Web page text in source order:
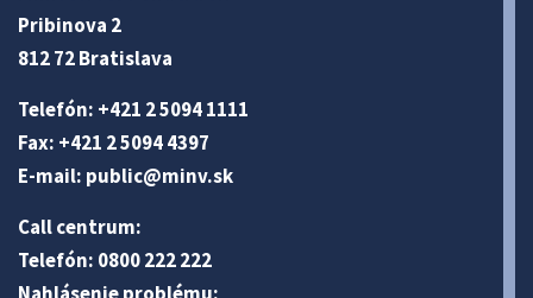
Pribinova 2
812 72 Bratislava
Telefón: +421 2 5094 1111
Fax: +421 2 5094 4397
E-mail: public@minv.sk
Call centrum:
Telefón: 0800 222 222